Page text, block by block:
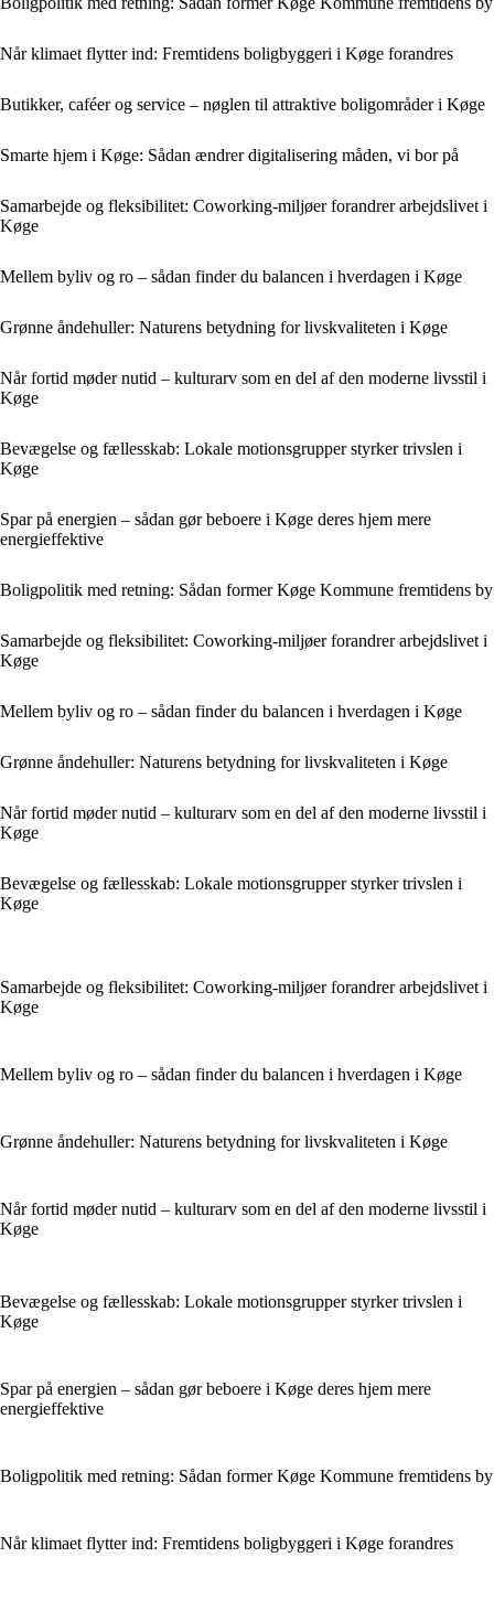
Når klimaet flytter ind: Fremtidens boligbyggeri i Køge forandres
Butikker, caféer og service – nøglen til attraktive boligområder i Køge
Smarte hjem i Køge: Sådan ændrer digitalisering måden, vi bor på
Samarbejde og fleksibilitet: Coworking-miljøer forandrer arbejdslivet i
Køge
Mellem byliv og ro – sådan finder du balancen i hverdagen i Køge
Grønne åndehuller: Naturens betydning for livskvaliteten i Køge
Når fortid møder nutid – kulturarv som en del af den moderne livsstil i
Køge
Bevægelse og fællesskab: Lokale motionsgrupper styrker trivslen i
Køge
Spar på energien – sådan gør beboere i Køge deres hjem mere
energieffektive
Boligpolitik med retning: Sådan former Køge Kommune fremtidens by
Samarbejde og fleksibilitet: Coworking-miljøer forandrer arbejdslivet i
Køge
Mellem byliv og ro – sådan finder du balancen i hverdagen i Køge
Grønne åndehuller: Naturens betydning for livskvaliteten i Køge
Når fortid møder nutid – kulturarv som en del af den moderne livsstil i
Køge
Bevægelse og fællesskab: Lokale motionsgrupper styrker trivslen i
Køge
Samarbejde og fleksibilitet: Coworking-miljøer forandrer arbejdslivet i
Køge
Mellem byliv og ro – sådan finder du balancen i hverdagen i Køge
Grønne åndehuller: Naturens betydning for livskvaliteten i Køge
Når fortid møder nutid – kulturarv som en del af den moderne livsstil i
Køge
Bevægelse og fællesskab: Lokale motionsgrupper styrker trivslen i
Køge
Spar på energien – sådan gør beboere i Køge deres hjem mere
energieffektive
Boligpolitik med retning: Sådan former Køge Kommune fremtidens by
Når klimaet flytter ind: Fremtidens boligbyggeri i Køge forandres